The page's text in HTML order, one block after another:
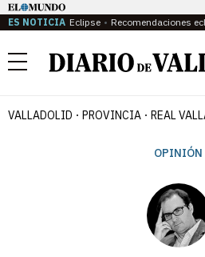
ES NOTICIA Eclipse Recomendaciones
Menú
VALLADOLID PROVINCIA REAL
OPINIÓN